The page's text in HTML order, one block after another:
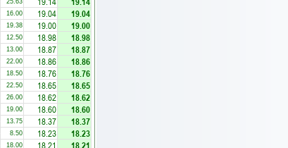
25.63
16.00 19.04 19.04
19.38 19.00 19.00
12.50 18.98 18.98
13.00 18.87 18.87
22.00 18.86 18.86
18.50 18.76 18.76
22.50 18.65 18.65
26.00 18.62 18.62
19.00 18.60 18.60
13.75 18.37 18.37
8.50 18.23 18.23
18.00 18.21 18.21